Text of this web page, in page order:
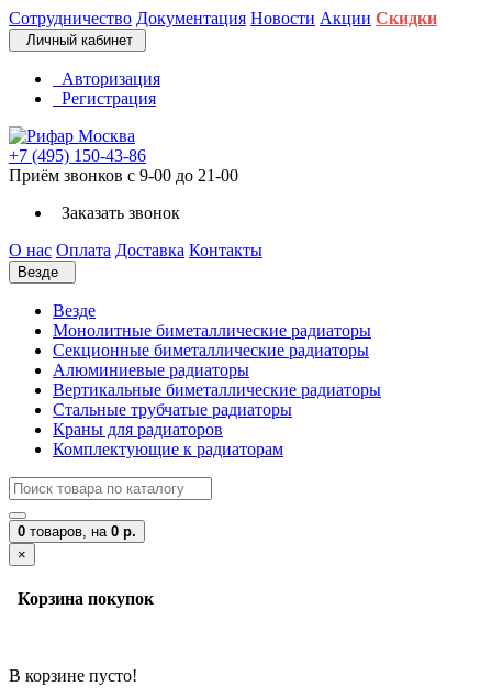
Сотрудничество Документация Новости Акции Скидки
Личный кабинет
Авторизация
Регистрация
+7 (495) 150-43-86
Приём звонков с 9-00 до 21-00
Заказать звонок
О нас Оплата Доставка Контакты
Везде
Везде
Монолитные биметаллические радиаторы
Секционные биметаллические радиаторы
Алюминиевые радиаторы
Вертикальные биметаллические радиаторы
Стальные трубчатые радиаторы
Краны для радиаторов
Комплектующие к радиаторам
0 товаров, на 0 р.
×
Корзина покупок
В корзине пусто!